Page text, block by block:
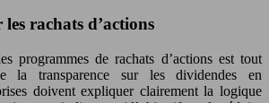
rachats d’actions
programmes de rachats d’actions est tout
la transparence sur les dividendes en
doivent expliquer clairement la logique